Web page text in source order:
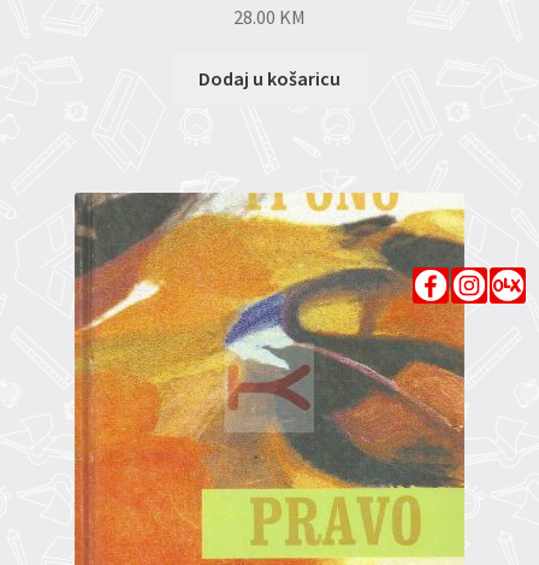
28.00 KM
Dodaj u košaricu